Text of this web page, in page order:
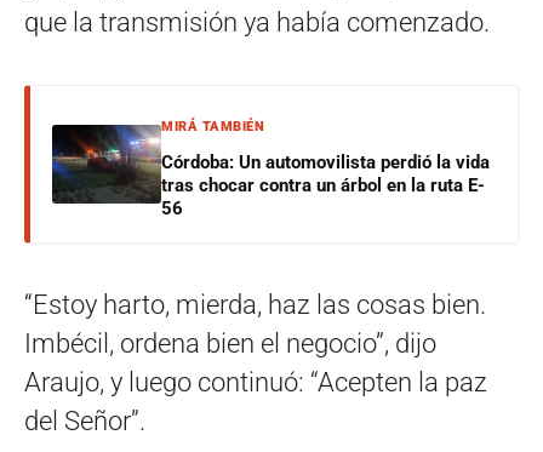
que la transmisión ya había comenzado.
MIRÁ TAMBIÉN
Córdoba: Un automovilista perdió la vida
tras chocar contra un árbol en la ruta E-
56
“Estoy harto, mierda, haz las cosas bien.
Imbécil, ordena bien el negocio”, dijo
Araujo, y luego continuó: “Acepten la paz
del Señor”.